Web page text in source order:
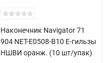
Наконечник Navigator 71
904 NET-E0508-B10 Е-гильзы
НШВИ оранж. (10 шт/упак)